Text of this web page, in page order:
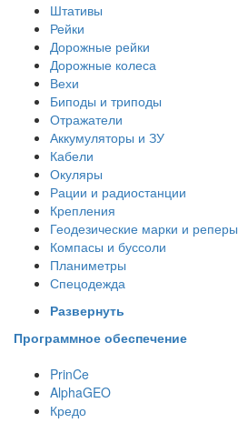
Штативы
Рейки
Дорожные рейки
Дорожные колеса
Вехи
Биподы и триподы
Отражатели
Аккумуляторы и ЗУ
Кабели
Окуляры
Рации и радиостанции
Крепления
Геодезические марки и реперы
Компасы и буссоли
Планиметры
Спецодежда
Развернуть
Программное обеспечение
PrinCe
AlphaGEO
Кредо